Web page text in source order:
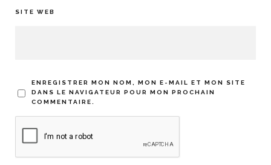
SITE WEB
ENREGISTRER MON NOM, MON E-MAIL ET MON SITE
DANS LE NAVIGATEUR POUR MON PROCHAIN
COMMENTAIRE.